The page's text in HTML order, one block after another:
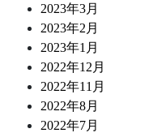
2023年3月
2023年2月
2023年1月
2022年12月
2022年11月
2022年8月
2022年7月